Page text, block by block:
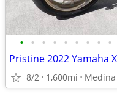
• • • • • • • • •
Pristine 2022 Yamaha
8/2 1,600mi Medina